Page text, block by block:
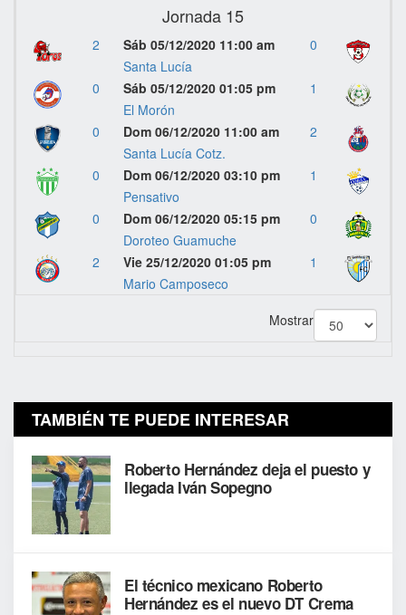
Jornada 15
2
Sáb 05/12/2020 11:00 am
Santa Lucía
0
0
Sáb 05/12/2020 01:05 pm
El Morón
1
0
Dom 06/12/2020 11:00 am
Santa Lucía Cotz.
2
0
Dom 06/12/2020 03:10 pm
Pensativo
1
0
Dom 06/12/2020 05:15 pm
Doroteo Guamuche
0
2
Vie 25/12/2020 01:05 pm
Mario Camposeco
1
Mostrar
TAMBIÉN TE PUEDE INTERESAR
Roberto Hernández deja el puesto y
llegada Iván Sopegno
El técnico mexicano Roberto
Hernández es el nuevo DT Crema